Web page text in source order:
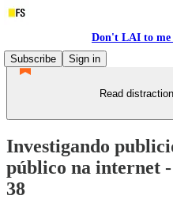
Don't LAI to me
Subscribe
Sign in
Read
Investigando
público na internet
38